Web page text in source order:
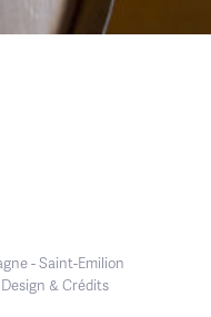
- Saint-Emilion
Design & Crédits